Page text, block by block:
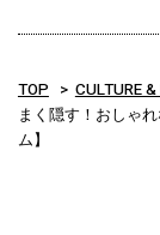
TOP CULTURE &
まく隠す！おしゃ
ム】